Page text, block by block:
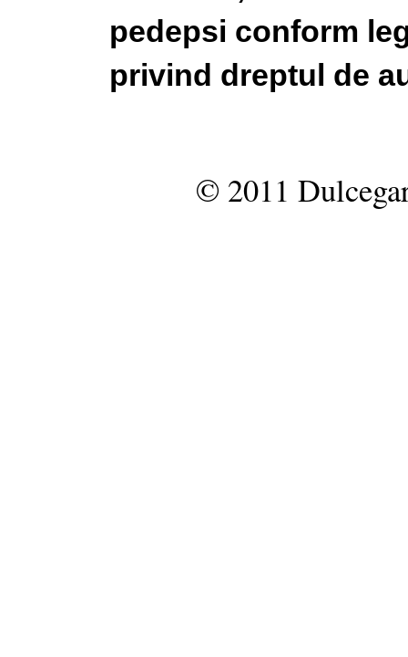
pedepsi conform
privind dreptul de
© 2011